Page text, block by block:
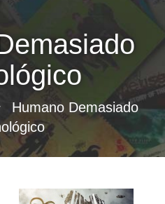
Humano Demasiado